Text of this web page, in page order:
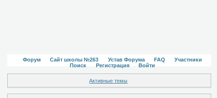
Форум Сайт школы №263 Устав Форума FAQ
Участники
Поиск
Регистрация Войти
Активные темы